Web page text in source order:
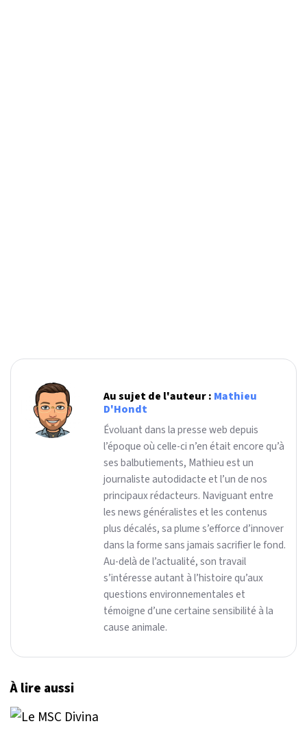
Au sujet de l'auteur : Mathieu
D'Hondt
Évoluant dans la presse web depuis
l’époque où celle-ci n’en était encore qu’à
ses balbutiements, Mathieu est un
journaliste autodidacte et l’un de nos
principaux rédacteurs. Naviguant entre
les news généralistes et les contenus
plus décalés, sa plume s’efforce d’innover
dans la forme sans jamais sacrifier le fond.
Au-delà de l’actualité, son travail
s’intéresse autant à l’histoire qu’aux
questions environnementales et
témoigne d’une certaine sensibilité à la
cause animale.
À lire aussi